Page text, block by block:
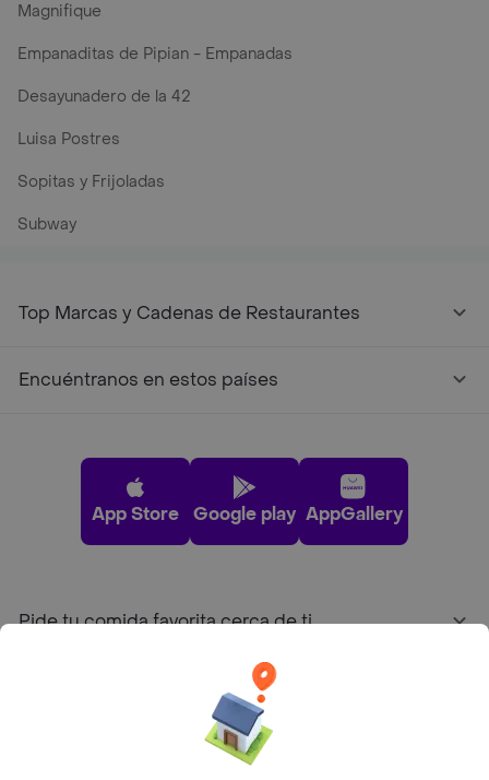
Magnifique
Empanaditas de Pipian - Empanadas
Desayunadero de la 42
Luisa Postres
Sopitas y Frijoladas
Subway
Top Marcas y Cadenas de Restaurantes
Encuéntranos en estos países
App Store Google play AppGallery
Pide tu comida favorita cerca de ti